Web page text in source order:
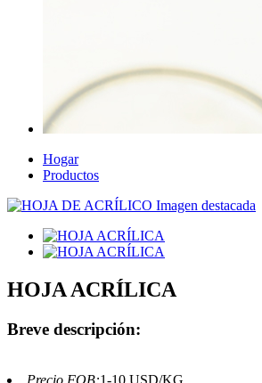
Hogar
Productos
HOJA ACRÍLICA
Breve descripción:
Precio FOB:1-10 USD/KG